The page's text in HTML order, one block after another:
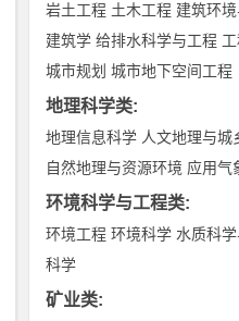
岩土工程 土木工程 建筑环
建筑学 给排水科学与工程
城市规划 城市地下空间工程
地理科学类:
地理信息科学 人文地理与城
自然地理与资源环境 应用气
环境科学与工程类:
环境工程 环境科学 水质科
科学
矿业类: